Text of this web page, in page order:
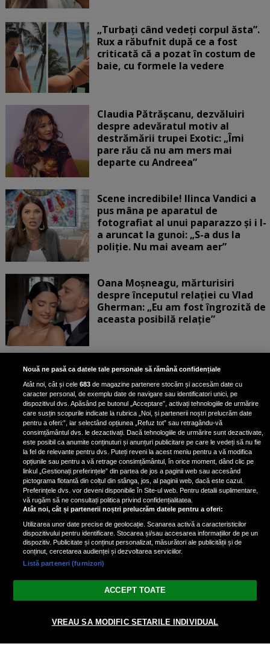
„Turbați când vedeți corpul ăsta”.
Rux a răbufnit după ce a fost
criticată că a pozat în costum de
baie, cu formele la vedere
Claudia Pătrășcanu, dezvăluiri
despre adevăratul motiv al
destrămării trupei Exotic: „Îmi
pare rău că nu am mers mai
departe cu Andreea”
Scene incredibile! Ilinca Vandici a
pus mâna pe aparatul de
fotografiat al unui paparazzo și i l-
a aruncat la gunoi: „S-a dus la
poliție. Nu mai aveam aer”
Oana Moșneagu, mărturisiri
despre începutul relației cu Vlad
Gherman: „Eu am fost îngrozită de
aceasta posibilă relație”
Unde locuiesc Alberto Guță și
iubita lui, după ce au plecat din
casa Narcisei Balaban: „Noi
suntem într-o casă cu două-trei
etaje”
Oana Roman, achiziție după
achiziție. Suma exorbitantă pe
care a scos-o din buzunar pentru o
pereche de ochelari de soare și un
parfum
Nouă ne pasă ca datele tale personale să rămână confidențiale
Atât noi, cât și cele683 de magazine partenere stocăm și accesăm date cu
caracter personal, de exemplu date de navigare sau identificatori unici, pe
dispozitivul dvs. Apăsând pe butonul „Acceptare”, activați tehnologiile de urmărire
care susțin scopurile indicate la rubrica „Noi, și partenerii noștri prelucrăm date
pentru a oferi:”, iar selectând opțiunea „Refuz tot” sau retragându-vă
consimțământul dvs. le dezactivați. Dacă tehnologiile de urmărire sunt dezactivate,
este posibil ca anumite conținuturi și anunțuri publicitare pe care le vedeți să nu fie
la fel de relevante pentru dvs. Puteți reveni la acest meniu pentru a vă modifica
opțiunile sau pentru a vă retrage consimțământul, în orice moment, dând clic pe
linkul „Gestionați preferințele” din partea de jos a paginii web sau accesând
pictograma flotantă din colțul din stânga, jos, al paginii web, dacă este cazul.
Preferințele dvs. vor deveni disponibile în Site-ul web. Pentru detalii suplimentare,
vă rugăm să ne consultați politica privind confidențialitatea.
Atât noi, cât și partenerii noștri prelucrăm datele pentru a oferi:
Utilizarea unor date precise de geolocație. Scanarea activă a caracteristicilor
dispozitivului pentru identificare. Stocarea și/sau accesarea informațiilor de pe un
dispozitiv. Publicitate și conținut personalizat, măsurători ale publicității și de
conținut, cercetarea audienței și dezvoltarea serviciilor.
Listă parteneri (furnizori)
ACCEPT TOATE
VREAU SA MODIFIC SETARILE INDIVIDUAL